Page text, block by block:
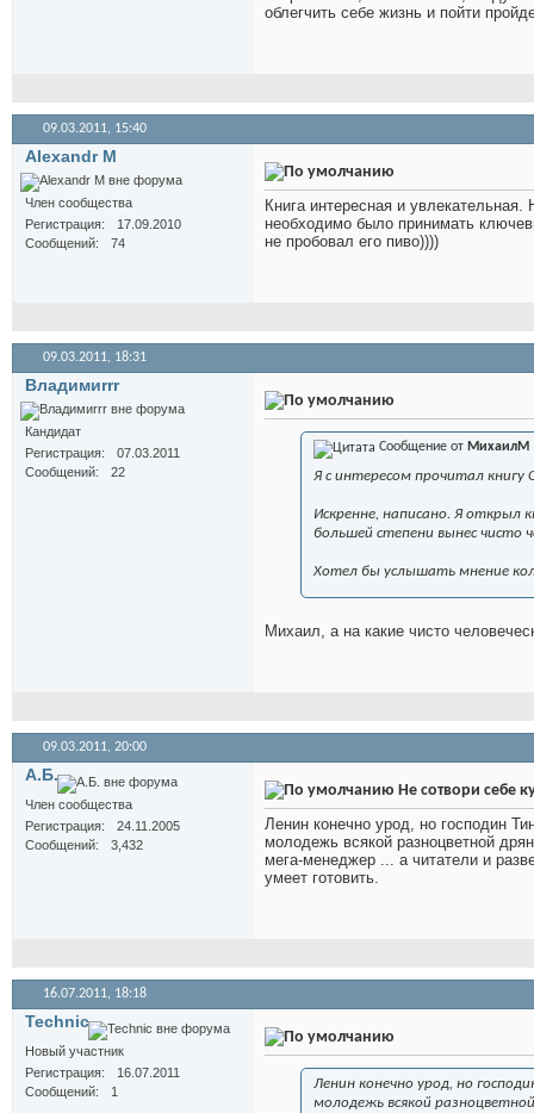
облегчить себе жизнь и пойти
09.03.2011, 15:40
Alexandr M
Член сообщества
Регистрация
17.09.2010
Сообщений
74
Книга интересная и
необходимо было принимать
не пробовал его пиво))))
09.03.2011, 18:31
Владимиrrr
Кандидат
Регистрация
07.03.2011
Сообщений
22
Сообщение от МихаилМ
Я с интересом прочитал книгу
Искренне, написано. Я открыл
большей степени вынес чисто
Хотел бы услышать мнение
Михаил, а на какие чисто
09.03.2011, 20:00
А.Б.
Член сообщества
Регистрация
24.11.2005
Сообщений
3,432
Не сотвори себе
Ленин конечно урод, но господин
молодежь всякой разноцветной
мега-менеджер ... а читатели и
умеет готовить.
16.07.2011, 18:18
Technic
Новый участник
Регистрация
16.07.2011
Сообщений
1
Ленин конечно урод, но
молодежь всякой